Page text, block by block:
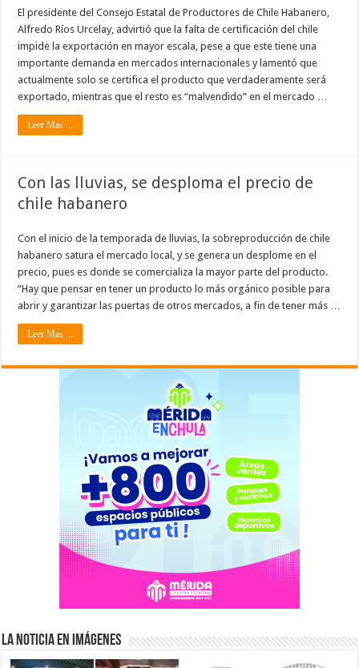
El presidente del Consejo Estatal de Productores de Chile Habanero,
Alfredo Ríos Urcelay, advirtió que la falta de certificación del chile
impide la exportación en mayor escala, pese a que este tiene una
importante demanda en mercados internacionales y lamentó que
actualmente solo se certifica el producto que verdaderamente será
exportado, mientras que el resto es “malvendido” en el mercado …
Leer Mas ...
Con las lluvias, se desploma el precio de
chile habanero
Con el inicio de la temporada de lluvias, la sobreproducción de chile
habanero satura el mercado local, y se genera un desplome en el
precio, pues es donde se comercializa la mayor parte del producto.
“Hay que pensar en tener un producto lo más orgánico posible para
abrir y garantizar las puertas de otros mercados, a fin de tener más …
Leer Mas ...
La Noticia en Imágenes